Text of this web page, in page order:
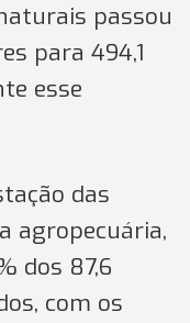
passou
para 494,1
esse
das
agropecuária,
dos 87,6
com os